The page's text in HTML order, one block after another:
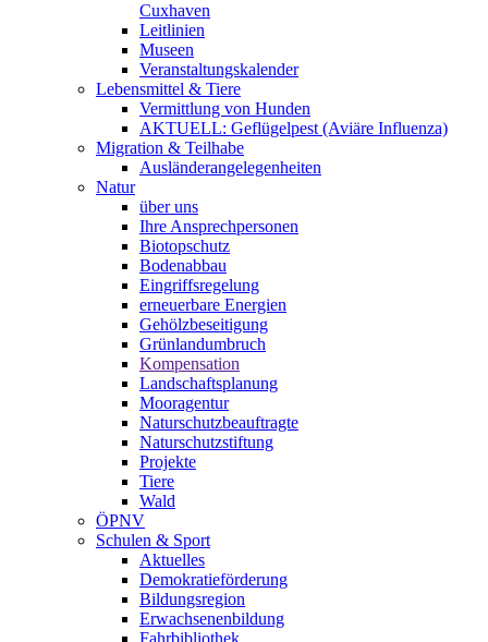
Cuxhaven
Leitlinien
Museen
Veranstaltungskalender
Lebensmittel & Tiere
Vermittlung von Hunden
AKTUELL: Geflügelpest (Aviäre Influenza)
Migration & Teilhabe
Ausländerangelegenheiten
Natur
über uns
Ihre Ansprechpersonen
Biotopschutz
Bodenabbau
Eingriffsregelung
erneuerbare Energien
Gehölzbeseitigung
Grünlandumbruch
Kompensation
Landschaftsplanung
Mooragentur
Naturschutzbeauftragte
Naturschutzstiftung
Projekte
Tiere
Wald
ÖPNV
Schulen & Sport
Aktuelles
Demokratieförderung
Bildungsregion
Erwachsenenbildung
Fahrbibliothek